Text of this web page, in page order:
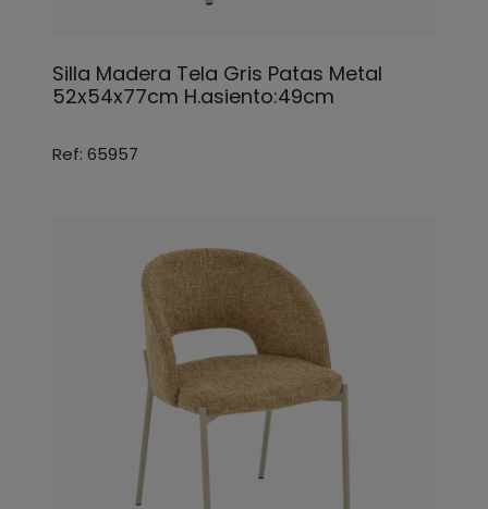
Silla Madera Tela Gris Patas Metal
52x54x77cm H.asiento:49cm
Ref: 65957